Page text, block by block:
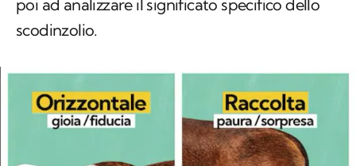
poi ad analizzare il significato specifico dello
scodinzolio.